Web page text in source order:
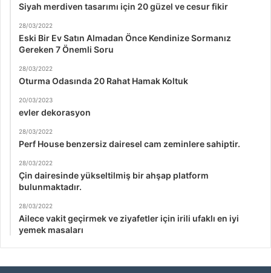
Siyah merdiven tasarımı için 20 güzel ve cesur fikir
28/03/2022
Eski Bir Ev Satın Almadan Önce Kendinize Sormanız
Gereken 7 Önemli Soru
28/03/2022
Oturma Odasında 20 Rahat Hamak Koltuk
20/03/2023
evler dekorasyon
28/03/2022
Perf House benzersiz dairesel cam zeminlere sahiptir.
28/03/2022
Çin dairesinde yükseltilmiş bir ahşap platform
bulunmaktadır.
28/03/2022
Ailece vakit geçirmek ve ziyafetler için irili ufaklı en iyi
yemek masaları